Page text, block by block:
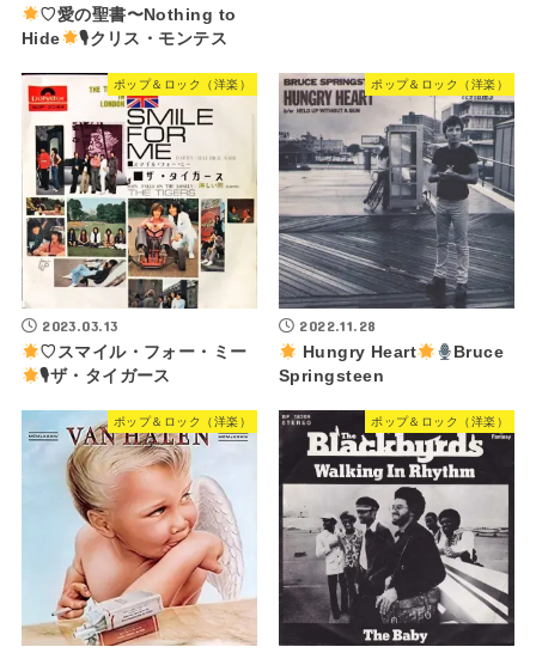
♡愛の聖書〜Nothing to
Hide
🎙クリス・モンテス
ポップ＆ロック（洋楽）
2023.03.13
♡スマイル・フォー・ミー
🎙ザ・タイガース
ポップ＆ロック（洋楽）
2022.11.28
Hungry Heart
Bruce
Springsteen
ポップ＆ロック（洋楽） ポップ＆ロック（洋楽）